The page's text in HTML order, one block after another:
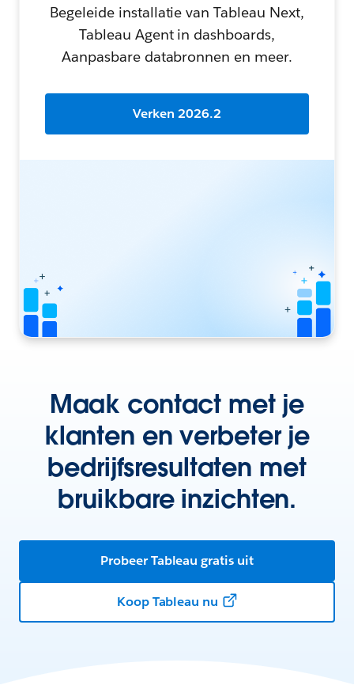
Begeleide installatie van Tableau Next,
Tableau Agent in dashboards,
Aanpasbare databronnen en meer.
Verken 2026.2
Maak contact met je
klanten en verbeter je
bedrijfsresultaten met
bruikbare inzichten.
Probeer Tableau gratis uit
Koop Tableau nu